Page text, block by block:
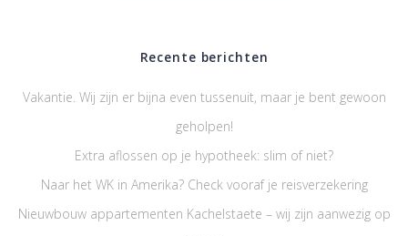
Recente berichten
Vakantie. Wij zijn er bijna even tussenuit, maar je bent gewoon
geholpen!
Extra aflossen op je hypotheek: slim of niet?
Naar het WK in Amerika? Check vooraf je reisverzekering
Nieuwbouw appartementen Kachelstaete – wij zijn aanwezig op